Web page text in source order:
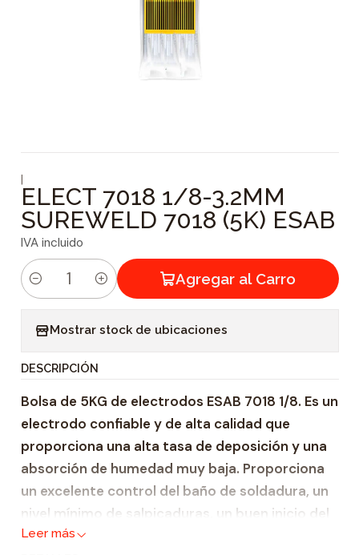
|
ELECT 7018 1/8-3.2MM
SUREWELD 7018 (5K) ESAB
IVA incluido
C
i
d
a
d
Agregar al Carro
Mostrar stock de ubicaciones
DESCRIPCIÓN
Bolsa de 5KG de electrodos ESAB 7018 1/8. Es un
electrodo confiable y de alta calidad que
proporciona una alta tasa de deposición y una
absorción de humedad muy baja. Proporciona
un excelente control del baño de soldadura, un
nivel mínimo de salpicaduras, un buen inicio del
arco y una fácil eliminación de la escoria, lo que
Leer más